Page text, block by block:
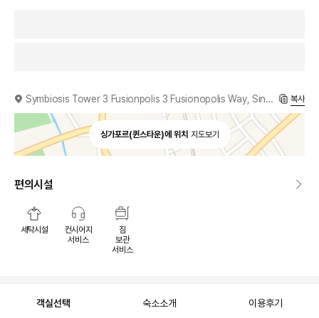
Symbiosis Tower 3 Fusionpolis 3 Fusionopolis Way, Singapore, 138633, SG 복사
싱가포르(퀸스타운)에 위치 지도보기
편의시설
세탁시설
컨시어지
서비스
짐
보관
서비스
객실선택 숙소소개 이용후기